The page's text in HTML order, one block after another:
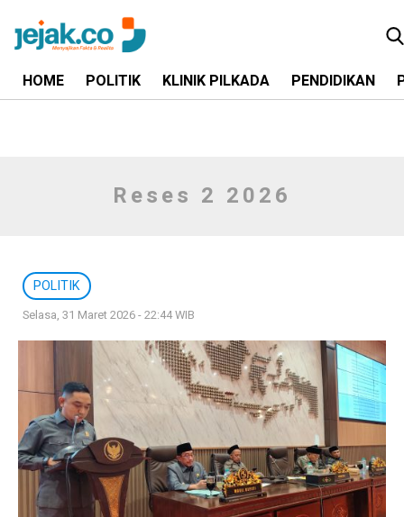
HOME POLITIK KLINIK PILKADA PENDIDIKAN
Reses 2 2026
POLITIK
Selasa, 31 Maret 2026 - 22:44 WIB